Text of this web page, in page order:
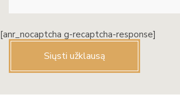
[anr_nocaptcha g-recaptcha-response]